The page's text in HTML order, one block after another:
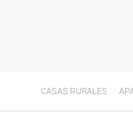
CASAS RURALES